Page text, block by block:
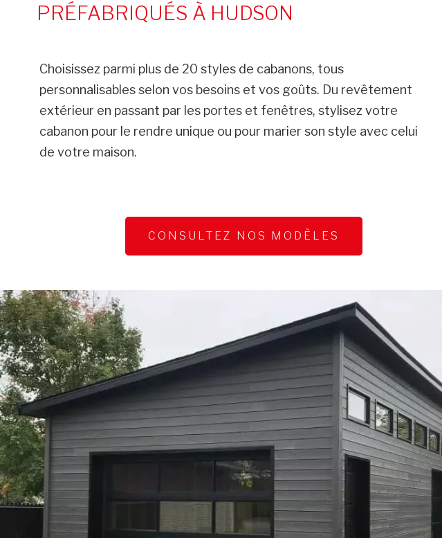
PRÉFABRIQUÉS À HUDSON
Choisissez parmi plus de 20 styles de cabanons, tous
personnalisables selon vos besoins et vos goûts. Du revêtement
extérieur en passant par les portes et fenêtres, stylisez votre
cabanon pour le rendre unique ou pour marier son style avec celui
de votre maison.
CONSULTEZ NOS MODÈLES